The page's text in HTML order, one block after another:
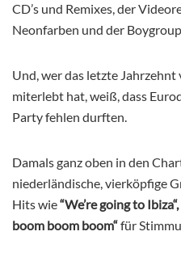
CD’s und Remixes, der
Neonfarben und der
Und, wer das letzte
miterlebt hat, weiß, dass
Party fehlen durften.
Damals ganz oben in den
niederländische, vierköpfige
Hits wie“We’re going to
boom boom boom“für